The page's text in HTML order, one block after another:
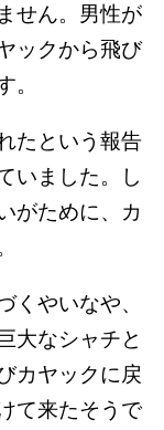
せん。男性が
ックから飛び
。
たという報告
いました。し
がために、カ
やいなや、
大なシャチと
カヤックに戻
て来たそうで